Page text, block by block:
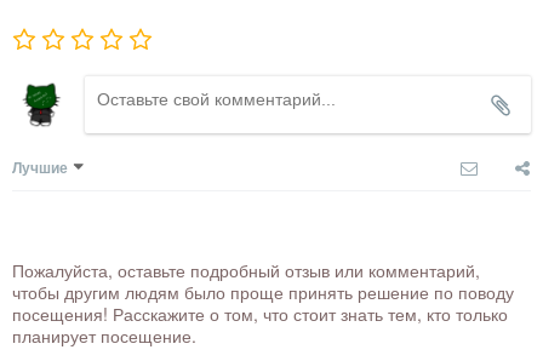
Лучшие
Пожалуйста, оставьте подробный отзыв или комментарий,
чтобы другим людям было проще принять решение по поводу
посещения! Расскажите о том, что стоит знать тем, кто только
планирует посещение.